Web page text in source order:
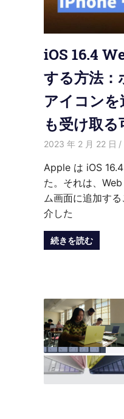
iOS 16.4
する方法：
アイコン
も受け取る
2023 年 2 月 22 日
Apple は iOS
た。それは、
ム画面に追加す
介した
続きを読む